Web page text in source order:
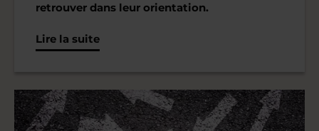
retrouver dans leur orientation.
Lire la suite